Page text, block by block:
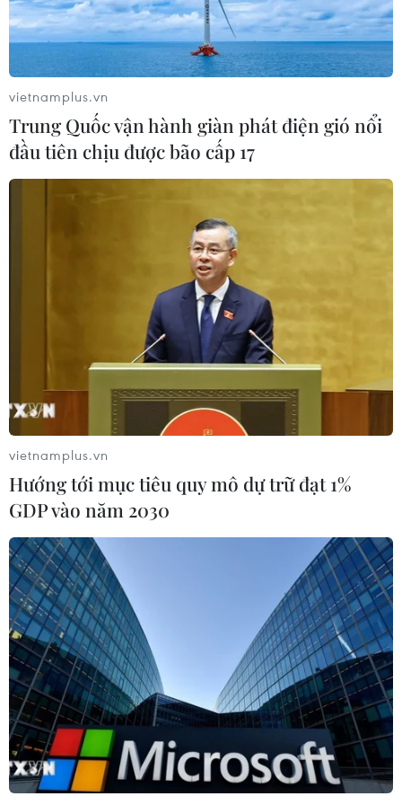
bay Liên Khương mở cửa đúng hạn
19/8
Sẽ nghiên cứu tìm nguồn vốn đầu tư
cao tốc Hà Tiên-Rạch Giá-Bạc Liêu
05/08/2026 01:43
Xem thêm
Tổng Biên tập: TRẦN TIẾN DUẨN
Sở hữu trí tuệ
RSS
Ngôn ngữ
Dịch vụ tin
Quảng cáo
Liên hệ
Giấy phép số: 1374/GP-BTTTT do Bộ Thông tin và Truyền thông
cấp ngày 11/9/2008.
Quảng cáo: Phó TBT Nguyễn Thị Tám: 093.5958688, Email:
vietnamplus.vn
Trung Quốc vận hành giàn phát điện gió nổi
đầu tiên chịu được bão cấp 17
vietnamplus.vn
Hướng tới mục tiêu quy mô dự trữ đạt 1%
GDP vào năm 2030